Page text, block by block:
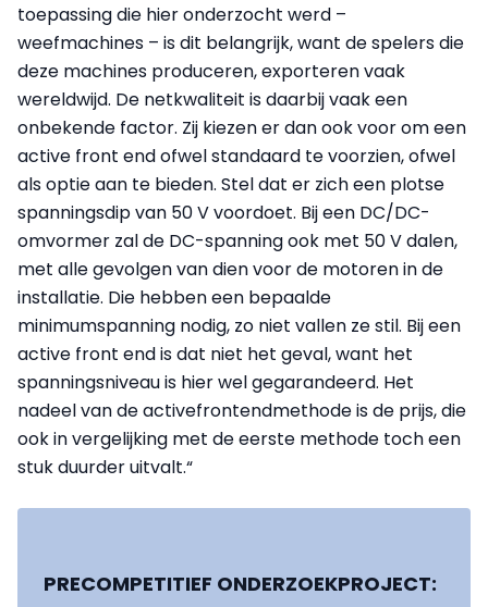
toepassing die hier onderzocht werd –
weefmachines – is dit belangrijk, want de spelers die
deze machines produceren, exporteren vaak
wereldwijd. De netkwaliteit is daarbij vaak een
onbekende factor. Zij kiezen er dan ook voor om een
active front end ofwel standaard te voorzien, ofwel
als optie aan te bieden. Stel dat er zich een plotse
spanningsdip van 50 V voordoet. Bij een DC/DC-
omvormer zal de DC-spanning ook met 50 V dalen,
met alle gevolgen van dien voor de motoren in de
installatie. Die hebben een bepaalde
minimumspanning nodig, zo niet vallen ze stil. Bij een
active front end is dat niet het geval, want het
spanningsniveau is hier wel gegarandeerd. Het
nadeel van de activefrontendmethode is de prijs, die
ook in vergelijking met de eerste methode toch een
stuk duurder uitvalt.“
PRECOMPETITIEF ONDERZOEKPROJECT: